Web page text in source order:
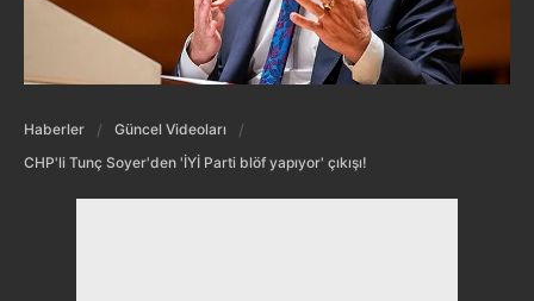
Haberler
Güncel Videoları
CHP'li Tunç Soyer'den 'İYİ Parti blöf yapıyor' çıkışı!